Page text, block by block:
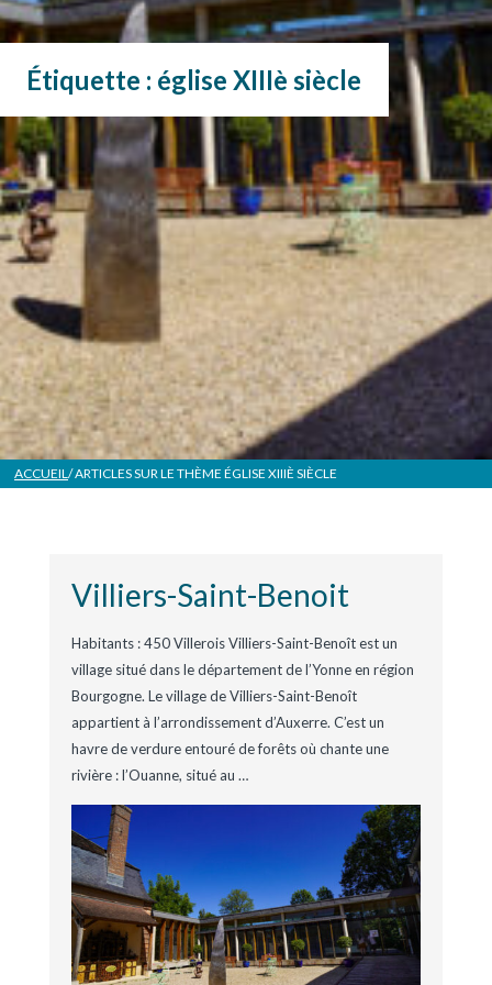
Étiquette : église XIIIè siècle
ACCUEIL/ ARTICLES SUR LE THÈME ÉGLISE XIIIÈ SIÈCLE
Villiers-Saint-Benoit
Habitants : 450 Villerois Villiers-Saint-Benoît est un
village situé dans le département de l’Yonne en région
Bourgogne. Le village de Villiers-Saint-Benoît
appartient à l’arrondissement d’Auxerre. C’est un
havre de verdure entouré de forêts où chante une
rivière : l’Ouanne, situé au …